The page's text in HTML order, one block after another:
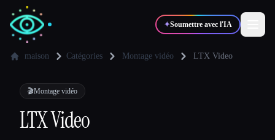
✦Soumettre avec l'IA
✍️Auteurs
💻
maison Catégories Montage vidéo LTX Video
🎬Montage vidéo
LTX Video